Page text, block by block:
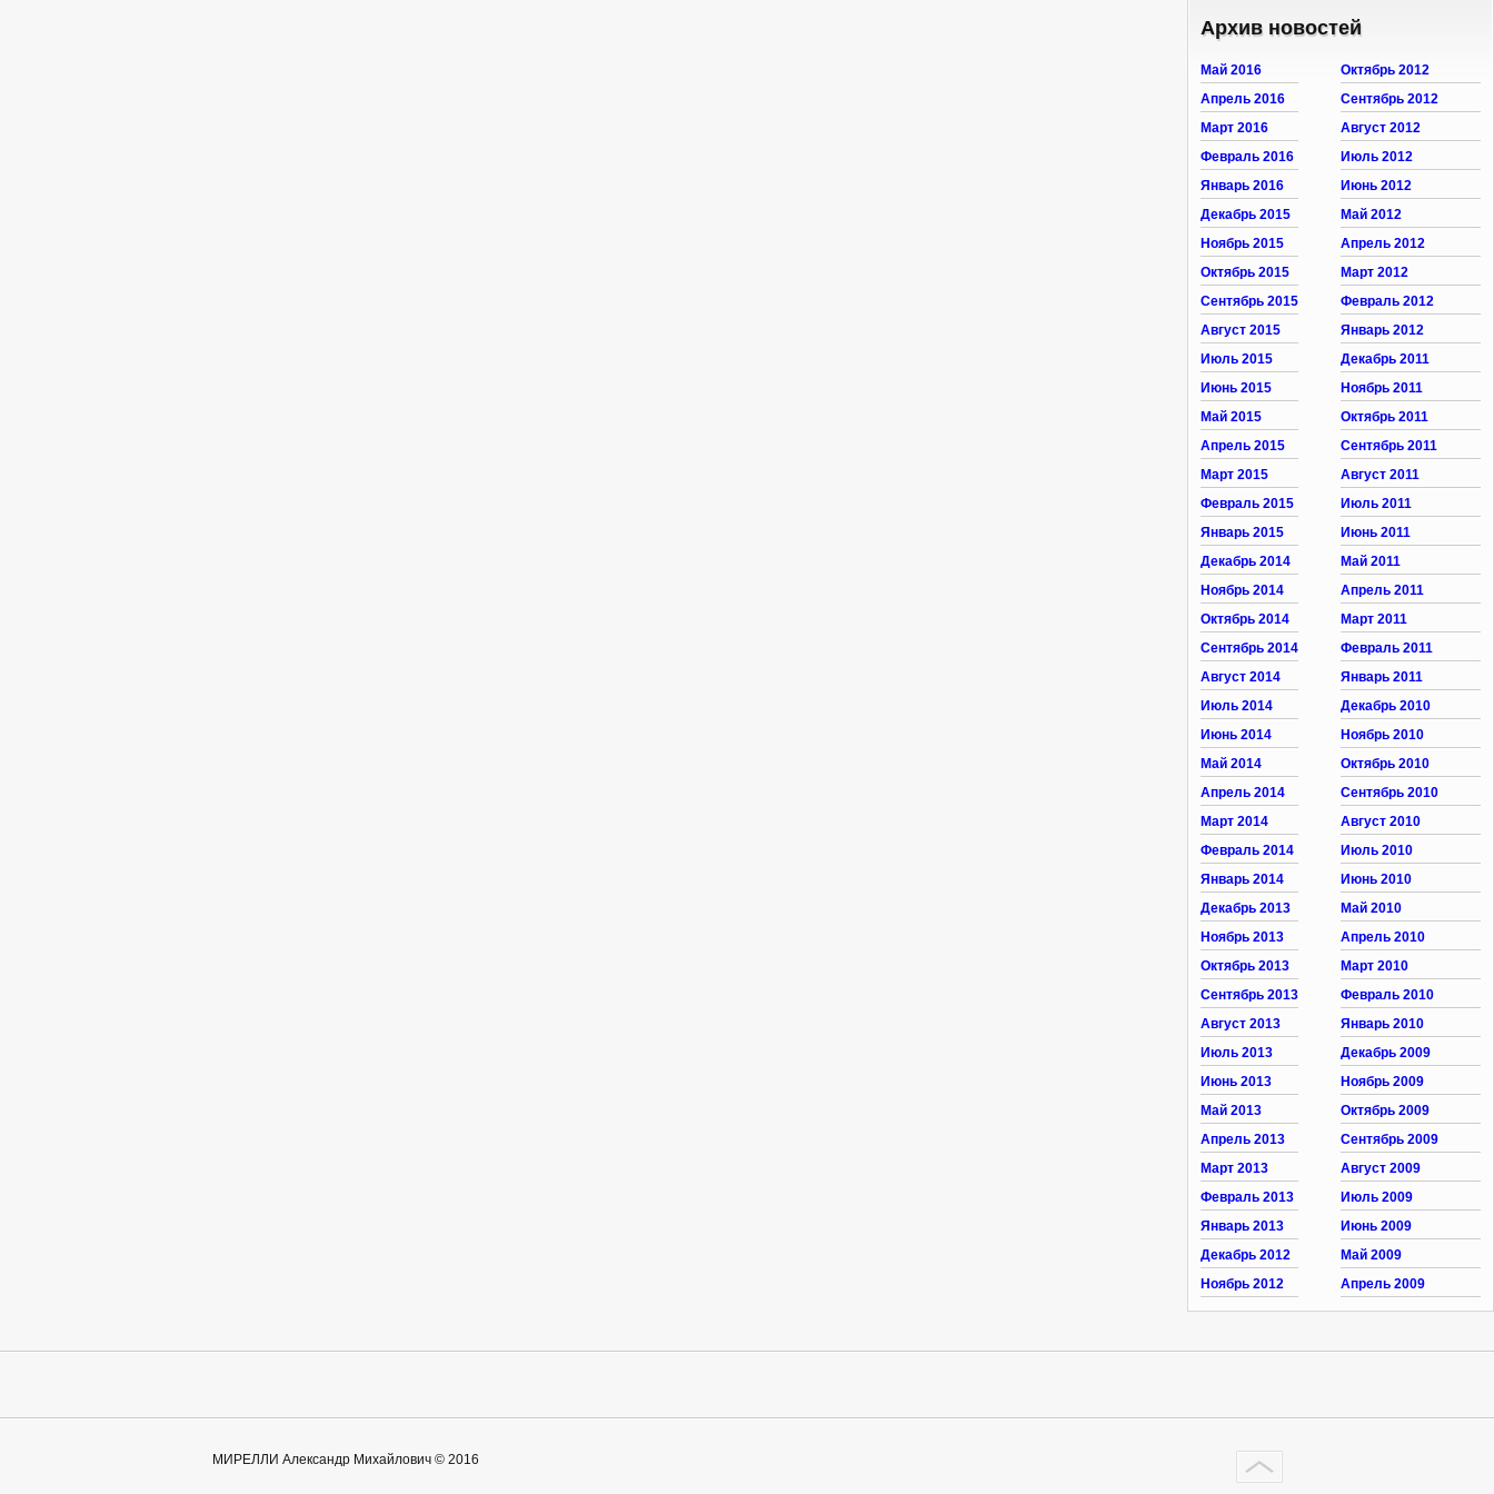
Архив новостей
Май 2016
Апрель 2016
Март 2016
Февраль 2016
Январь 2016
Декабрь 2015
Ноябрь 2015
Октябрь 2015
Сентябрь 2015
Август 2015
Июль 2015
Июнь 2015
Май 2015
Апрель 2015
Март 2015
Февраль 2015
Январь 2015
Декабрь 2014
Ноябрь 2014
Октябрь 2014
Сентябрь 2014
Август 2014
Июль 2014
Июнь 2014
Май 2014
Апрель 2014
Март 2014
Февраль 2014
Январь 2014
Декабрь 2013
Ноябрь 2013
Октябрь 2013
Сентябрь 2013
Август 2013
Июль 2013
Июнь 2013
Май 2013
Апрель 2013
Март 2013
Февраль 2013
Январь 2013
Декабрь 2012
Ноябрь 2012
Октябрь 2012
Сентябрь 2012
Август 2012
Июль 2012
Июнь 2012
Май 2012
Апрель 2012
Март 2012
Февраль 2012
Январь 2012
Декабрь 2011
Ноябрь 2011
Октябрь 2011
Сентябрь 2011
Август 2011
Июль 2011
Июнь 2011
Май 2011
Апрель 2011
Март 2011
Февраль 2011
Январь 2011
Декабрь 2010
Ноябрь 2010
Октябрь 2010
Сентябрь 2010
Август 2010
Июль 2010
Июнь 2010
Май 2010
Апрель 2010
Март 2010
Февраль 2010
Январь 2010
Декабрь 2009
Ноябрь 2009
Октябрь 2009
Сентябрь 2009
Август 2009
Июль 2009
Июнь 2009
Май 2009
Апрель 2009
МИРЕЛЛИ Александр Михайлович © 2016